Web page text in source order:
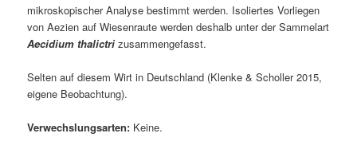
mikroskopischer Analyse bestimmt werden. Isoliertes Vorliegen
von Aezien auf Wiesenraute werden deshalb unter der Sammelart
Aecidium thalictri zusammengefasst.
Selten auf diesem Wirt in Deutschland (Klenke & Scholler 2015,
eigene Beobachtung).
Verwechslungsarten: Keine.